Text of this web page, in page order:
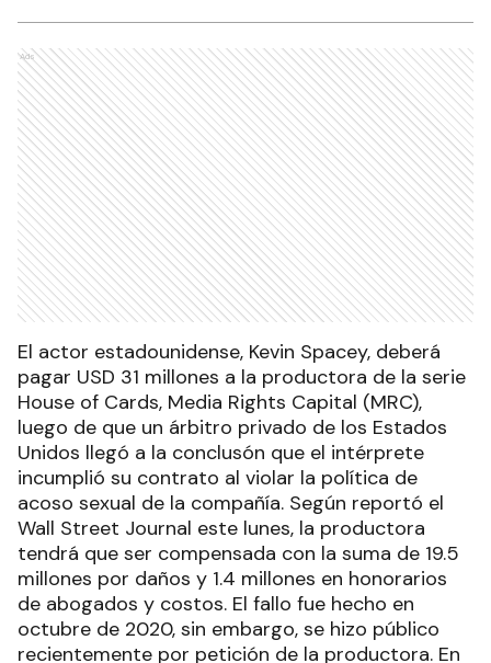
Ads
El actor estadounidense, Kevin Spacey, deberá
pagar USD 31 millones a la productora de la serie
House of Cards, Media Rights Capital (MRC),
luego de que un árbitro privado de los Estados
Unidos llegó a la conclusón que el intérprete
incumplió su contrato al violar la política de
acoso sexual de la compañía. Según reportó el
Wall Street Journal este lunes, la productora
tendrá que ser compensada con la suma de 19.5
millones por daños y 1.4 millones en honorarios
de abogados y costos. El fallo fue hecho en
octubre de 2020, sin embargo, se hizo público
recientemente por petición de la productora. En